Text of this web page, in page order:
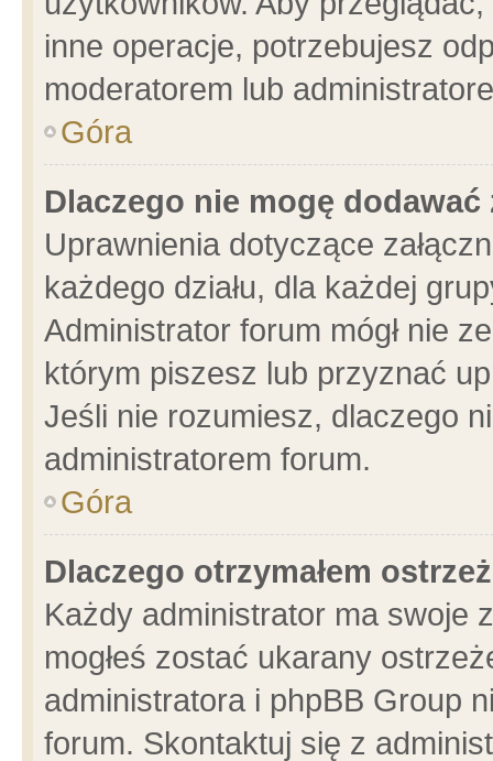
inne operacje, potrzebujesz
moderatorem lub
Góra
Dlaczego nie mogę dodawać
Uprawnienia dotyczące
każdego działu, dla każdej
Administrator forum mógł nie
którym piszesz lub przyznać
Jeśli nie rozumiesz, dlaczego
administratorem forum.
Góra
Dlaczego otrzymałem
Każdy administrator ma swoje
mogłeś zostać ukarany
administratora i phpBB Group
forum. Skontaktuj się z